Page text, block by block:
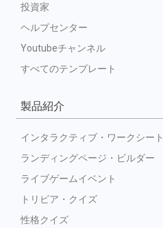
投資家
ヘルプセンター
Youtubeチャンネル
すべてのテンプレート
製品紹介
インタラクティブ・ワークシート
ランディングページ・ビルダー
ライブゲームイベント
トリビア・クイズ
性格クイズ